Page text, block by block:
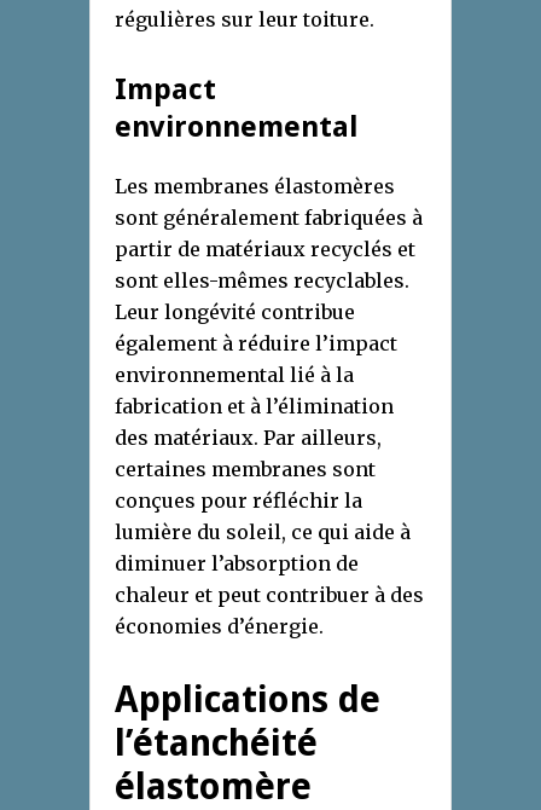
régulières sur leur toiture.
Impact
environnemental
Les membranes élastomères
sont généralement fabriquées à
partir de matériaux recyclés et
sont elles-mêmes recyclables.
Leur longévité contribue
également à réduire l’impact
environnemental lié à la
fabrication et à l’élimination
des matériaux. Par ailleurs,
certaines membranes sont
conçues pour réfléchir la
lumière du soleil, ce qui aide à
diminuer l’absorption de
chaleur et peut contribuer à des
économies d’énergie.
Applications de
l’étanchéité
élastomère